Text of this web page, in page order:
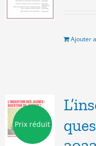
Ajouter
Prix réduit